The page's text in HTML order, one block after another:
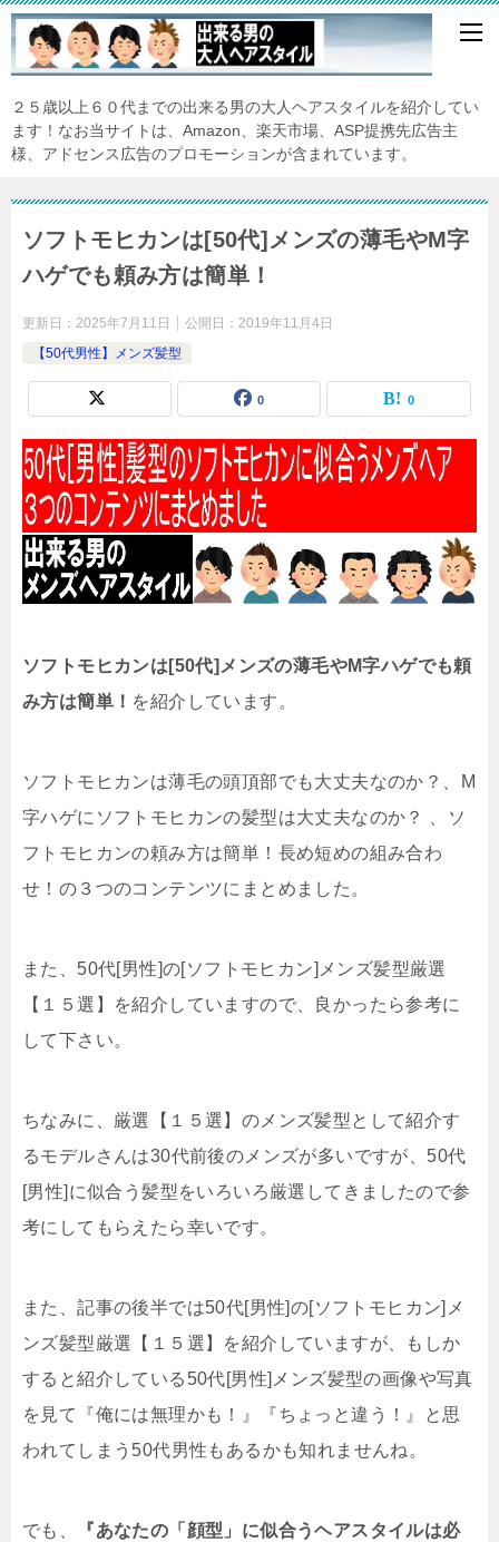
２５歳以上６０代までの出来る男の大人ヘアスタイルを紹介してい
ます！なお当サイトは、Amazon、楽天市場、ASP提携先広告主
様、アドセンス広告のプロモーションが含まれています。
ソフトモヒカンは[50代]メンズの薄毛やM字
ハゲでも頼み方は簡単！
更新日： 2025年7月11日 公開日： 2019年11月4日
【50代男性】メンズ髪型
0 0
ソフトモヒカンは[50代]メンズの薄毛やM字ハゲでも頼
み方は簡単！ を紹介しています。
ソフトモヒカンは薄毛の頭頂部でも大丈夫なのか？、M
字ハゲにソフトモヒカンの髪型は大丈夫なのか？ 、ソ
フトモヒカンの頼み方は簡単！長め短めの組み合わ
せ！の３つのコンテンツにまとめました。
また、50代[男性]の[ソフトモヒカン]メンズ髪型厳選
【１５選】を紹介していますので、良かったら参考に
して下さい。
ちなみに、厳選【１５選】のメンズ髪型として紹介す
るモデルさんは30代前後のメンズが多いですが、50代
[男性]に似合う髪型をいろいろ厳選してきましたので参
考にしてもらえたら幸いです。
また、記事の後半では50代[男性]の[ソフトモヒカン]メ
ンズ髪型厳選【１５選】を紹介していますが、もしか
すると紹介している50代[男性]メンズ髪型の画像や写真
を見て『俺には無理かも！』『ちょっと違う！』と思
われてしまう50代男性もあるかも知れませんね。
でも、
『あなたの「顔型」に似合うヘアスタイルは必